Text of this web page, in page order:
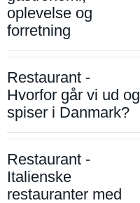
oplevelse og
forretning
Restaurant -
Hvorfor går vi ud og
spiser i Danmark?
Restaurant -
Italienske
restauranter med